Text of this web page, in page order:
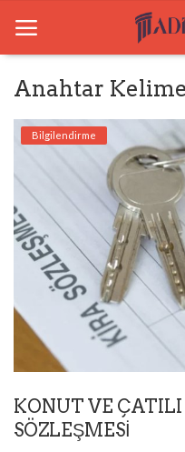
Anasayfa
Boşanma Hukuku
Tazminat Hukuku
Arabuluculuk
Bilgilendirme
İletişim
Anahtar
Bilgilendirme
KONUT VE ÇATILI
SÖZLEŞMESİ